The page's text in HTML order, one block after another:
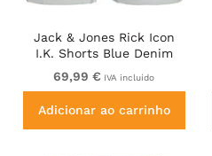
Jack & Jones Rick Icon
I.K. Shorts Blue Denim
69,99 € IVA incluído
Adicionar ao carrinho